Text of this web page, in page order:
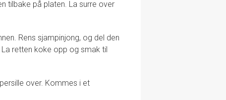
tilbake på platen. La surre over
Rens sjampinjong, og del den
retten koke opp og smak til
over. Kommes i et